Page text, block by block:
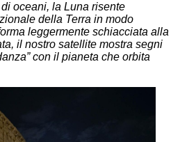
oceani, la Luna risente
della Terra in modo
leggermente schiacciata alla
il nostro satellite mostra segni
con il pianeta che orbita